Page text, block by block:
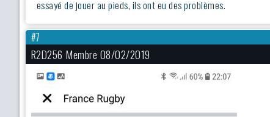
essayé de jouer au pieds, ils ont eu des problèmes.
#7
R2D256 Membre 08/02/2019